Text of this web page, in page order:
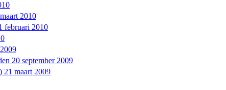
2010
februari 2010
20 september 2009
21 maart 2009